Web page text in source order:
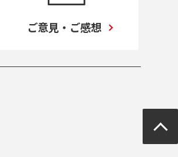
ご意見・ご感想
トップ